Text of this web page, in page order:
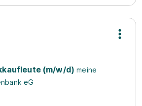
(m/w/d)meine
eG